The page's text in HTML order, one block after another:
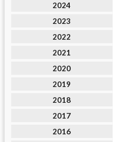
2024
2023
2022
2021
2020
2019
2018
2017
2016